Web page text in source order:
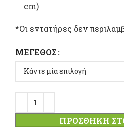
cm)
*Οι εντατήρες δεν
ΜΈΓΕΘΟΣ
ΠΡΟΣΘΉΚΗ